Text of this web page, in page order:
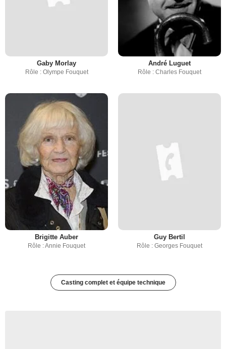
Gaby Morlay
Rôle : Olympe Fouquet
André Luguet
Rôle : Charles Fouquet
Brigitte Auber
Rôle : Annie Fouquet
Guy Bertil
Rôle : Georges Fouquet
Casting complet et équipe technique